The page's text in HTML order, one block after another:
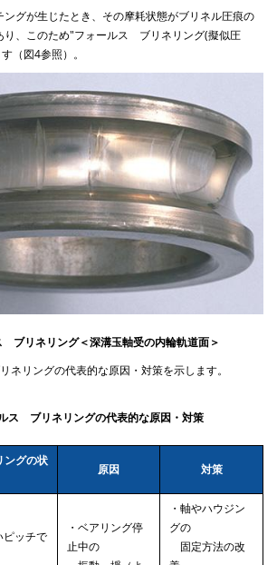
グが生じたとき、その摩耗状態がブリネル圧痕の
り、このため"フォールス ブリネリング(擬似圧
（図4参照）。
ブリネリング＜深溝玉軸受の内輪軌道面＞
リングの代表的な原因・対策を示します。
ス ブリネリングの代表的な原因・対策
グの状
原因 対策
ピッチで
・ベアリング停
止中の
・軸やハウジン
グの
固定方法の改